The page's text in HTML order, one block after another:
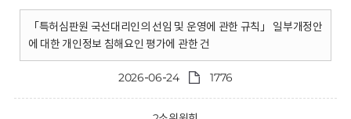
「특허심판원 국선대리인의 선임 및 운영에 관한 규칙」 일부개정안
에 대한 개인정보 침해요인 평가에 관한 건
2026-06-24 1776